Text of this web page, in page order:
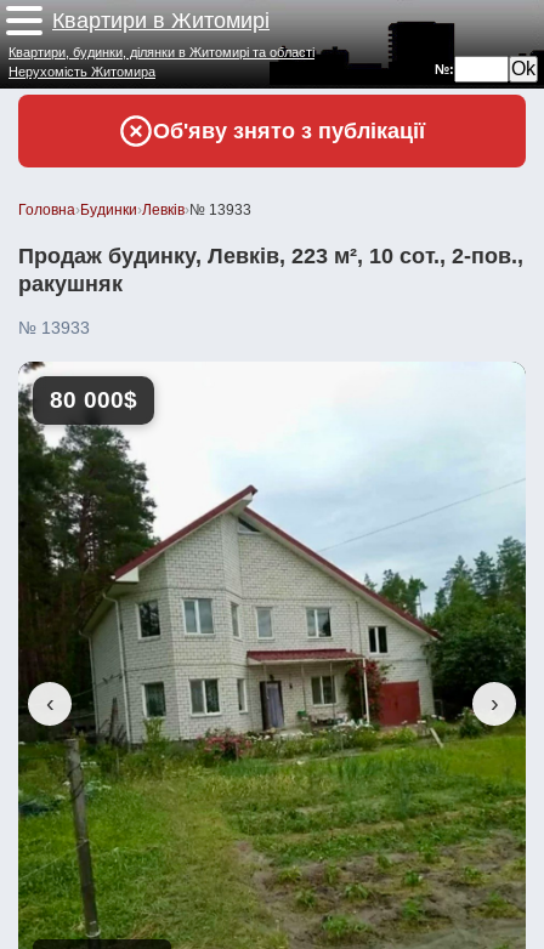
Квартири в Житомирі
№:
Квартири, будинки, ділянки в Житомирі та області
Нерухомість Житомира
Об'яву знято з публікації
Головна›Будинки›Левків›№ 13933
Продаж будинку, Левків, 223 м², 10 сот., 2-пов.,
ракушняк
№ 13933
‹ ›
80 000$